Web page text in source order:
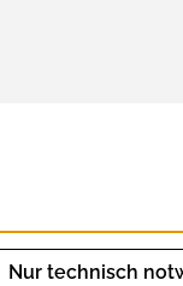
Nur technisch